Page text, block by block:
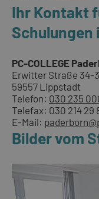
Ihr Kontakt
Schulungen
PC-COLLEGE
Erwitter Straße 34-
59557 Lippstadt
Telefon: 030 235
Telefax: 030 214 29
E-Mail:
Bilder vom